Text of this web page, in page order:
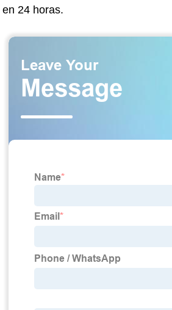
en 24 horas.